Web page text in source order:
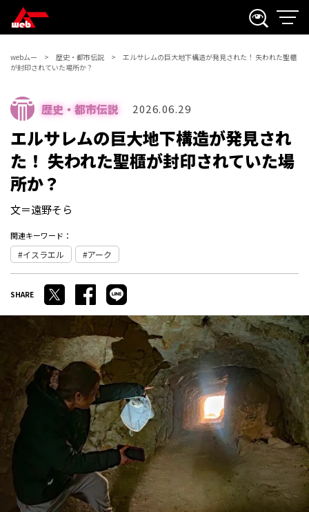
webムー 歴史・都市伝説
エルサレムの巨大地下構造が発見された！ 失われた聖櫃
が封印されていた場所か？
歴史・都市伝説 2026.06.29
エルサレムの巨大地下構造が発見され
た！ 失われた聖櫃が封印されていた場
所か？
文＝遠野そら
関連キーワード：
イスラエル アーク